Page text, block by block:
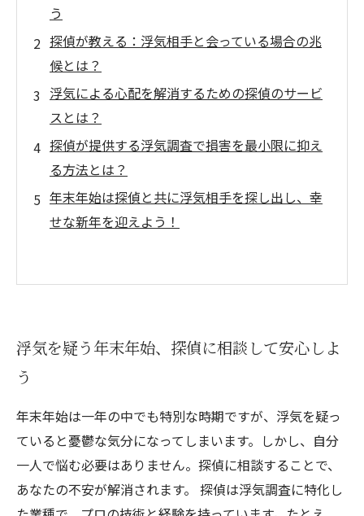
う
探偵が教える：浮気相手と会っている場合の兆
候とは？
浮気による心配を解消するための探偵のサービ
スとは？
探偵が提供する浮気調査で損害を最小限に抑え
る方法とは？
年末年始は探偵と共に浮気相手を探し出し、幸
せな新年を迎えよう！
浮気を疑う年末年始、探偵に相談して安心しよ
う
年末年始は一年の中でも特別な時期ですが、浮気を疑っ
ていると憂鬱な気分になってしまいます。しかし、自分
一人で悩む必要はありません。探偵に相談することで、
あなたの不安が解消されます。 探偵は浮気調査に特化し